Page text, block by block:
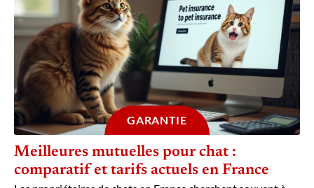
GARANTIE
Meilleures mutuelles pour chat :
comparatif et tarifs actuels en France